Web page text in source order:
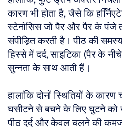
कारण भी होता है, जैसे कि
स्टेनोसिस जो पैर और पैर के पंजे
संपीड़ित करती है। पीठ की
हिस्से में दर्द, साइटिका (पैर के
सुन्नता के साथ आती हैं।
हालांकि दोनों स्थितियों के
घसीटने से बचने के लिए घुटने को
पीठ दर्द और केवल चलने की